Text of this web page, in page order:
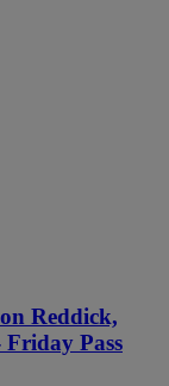
Reddick,
Pass